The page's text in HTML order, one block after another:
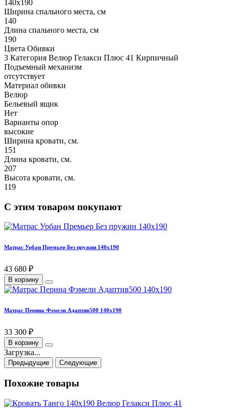
140х190
Ширина спального места, см
140
Длина спального места, см
190
Цвета Обивки
3 Категория Велюр Гелакси Плюс 41 Кирпичный
Подъемный механизм
отсутствует
Материал обивки
Велюр
Бельевый ящик
Нет
Варианты опор
высокие
Ширина кровати, см.
151
Длина кровати, см.
207
Высота кровати, см.
119
С этим товаром покупают
Матрас Урбан Премьер Без пружин 140х190
43 680 ₽
В корзину
Матрас Перина Фэмели Адаптив500 140х190
33 300 ₽
В корзину
Загрузка...
Предыдущие Следующие
Похожие товары